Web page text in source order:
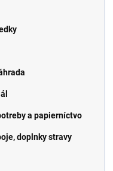
a papierníctvo
doplnky stravy